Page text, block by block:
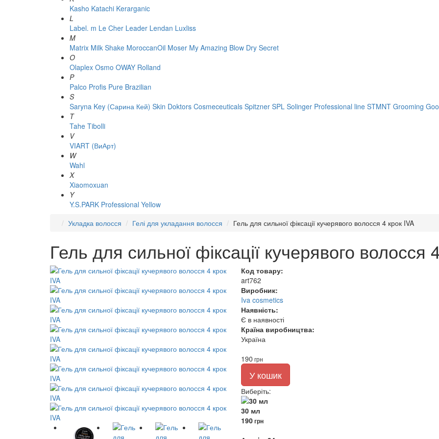
Kasho Katachi Kerarganic
L
Label. m Le Cher Leader Lendan Luxliss
M
Matrix Milk Shake MoroccanOil Moser My Amazing Blow Dry Secret
O
Olaplex Osmo OWAY Rolland
P
Palco Profis Pure Brazilian
S
Saryna Key (Сарина Кей) Skin Doktors Cosmeceuticals Spitzner SPL Solinger Professional line STMNT Grooming
T
Tahe Tibolli
V
VIART (ВиАрт)
W
Wahl
X
Xiaomoxuan
Y
Y.S.PARK Professional Yellow
Укладка волосся
Гелі для укладання волосся Гель для сильної фіксації кучерявого волосся 4 крок IVA
Гель для сильної фіксації кучерявого волосся
Код товару:
art762
Виробник:
Iva cosmetics
Наявність:
Є в наявності
Країна виробництва:
Україна
190 грн
У кошик
Виберіть:
30 мл
190грн